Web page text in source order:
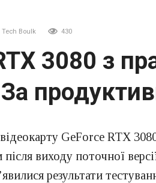
Tech Boulk 430
3080 з
За
GeForce RTX
після виходу поточної
результати